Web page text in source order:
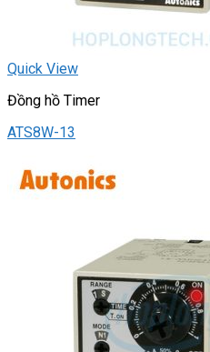
Quick View
Đồng hồ Timer
ATS8W-13